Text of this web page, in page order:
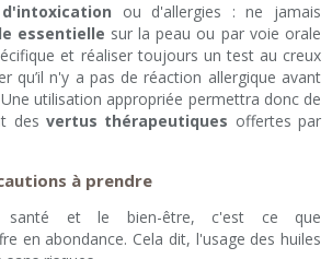
ou d'allergies : ne jamais
essentielle sur la peau ou par voie orale
et réaliser toujours un test au creux
qu’il n'y a pas de réaction allergique avant
utilisation appropriée permettra donc de
des vertus thérapeutiques offertes par
à prendre
santé et le bien-être, c'est ce que
en abondance. Cela dit, l'usage des huiles